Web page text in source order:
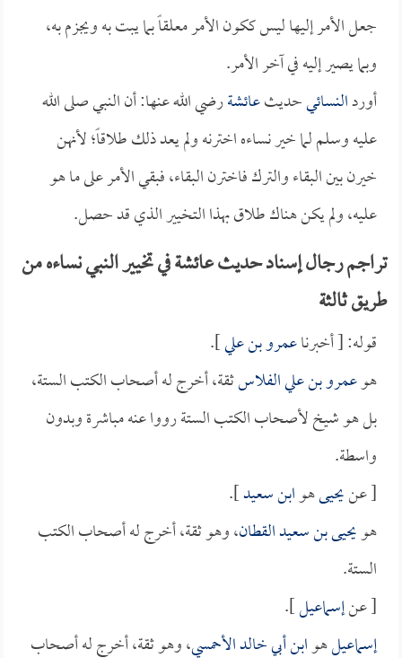
جعل الأمر إليها ليس ككون الأمر معلقاً بما يبت به ويجزم به،
وبما يصير إليه في آخر الأمر.
أوردالنسائيحديثعائشةرضي الله عنها: أن النبي صلى الله
عليه وسلم لما خير نساءه اخترنه ولم يعد ذلك طلاقاً؛ لأنهن
خيرن بين البقاء والترك فاخترن البقاء، فبقي الأمر على ما هو
عليه، ولم يكن هناك طلاق بهذا التخيير الذي قد حصل.
تراجم رجال إسناد حديث عائشة في تخيير النبي نساءه من
طريق ثالثة
قوله: [ أخبرناعمرو بن علي].
هوعمرو بن علي الفلاسثقة، أخرج له أصحاب الكتب الستة،
بل هو شيخ لأصحاب الكتب الستة رووا عنه مباشرة وبدون
واسطة.
[ عنيحيىهوابن سعيد].
هويحيى بن سعيد القطان، وهو ثقة، أخرج له أصحاب الكتب
الستة.
[ عنإسماعيل].
إسماعيلهوابن أبي خالد الأحمسي، وهو ثقة، أخرج له أصحاب